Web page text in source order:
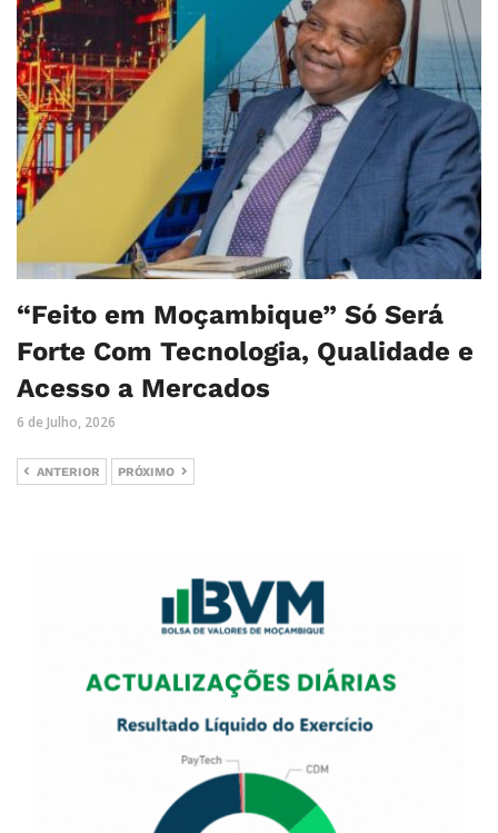
“Feito em Moçambique” Só Será
Forte Com Tecnologia, Qualidade e
Acesso a Mercados
6 de Julho, 2026
ANTERIOR PRÓXIMO